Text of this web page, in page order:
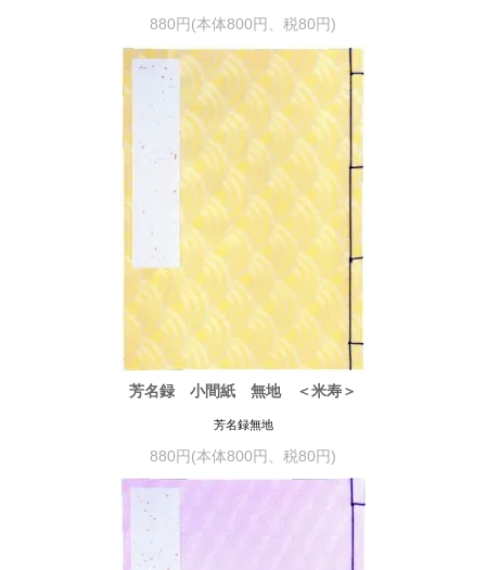
880円(本体800円、税80円)
芳名録 小間紙 無地 ＜米寿＞
芳名録無地
880円(本体800円、税80円)